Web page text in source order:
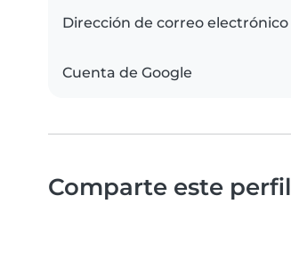
Dirección de correo electrónico
Cuenta de Google
Comparte este perfil